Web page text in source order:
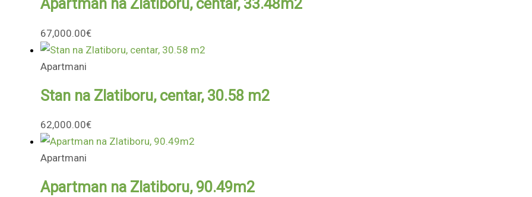
Apartman na Zlatiboru, centar, 33.48m2
67,000.00€
Apartmani
Stan na Zlatiboru, centar, 30.58 m2
62,000.00€
Apartmani
Apartman na Zlatiboru, 90.49m2